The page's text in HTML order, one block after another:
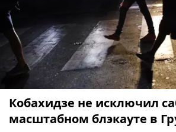
Кобахидзе не исключил
масштабном блэкауте в